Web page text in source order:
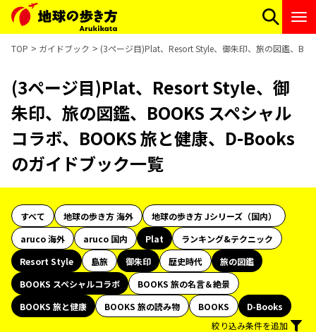
TOP ガイドブック (3ページ目)Plat、Resort Style、御朱印、旅の図鑑、
(3ページ目)Plat、Resort Style、御
朱印、旅の図鑑、BOOKS スペシャル
コラボ、BOOKS 旅と健康、D-Books
のガイドブック一覧
すべて 地球の歩き方 海外
地球の歩き方 Jシリーズ（国内）
aruco 海外
aruco 国内 Plat
ランキング&テクニック
Resort Style
島旅 御朱印 歴史時代
旅の図鑑
BOOKS スペシャルコラボ
BOOKS 旅の名言＆絶景
BOOKS 旅と健康
BOOKS 旅の読み物 BOOKS
D-Books
絞り込み条件を追加